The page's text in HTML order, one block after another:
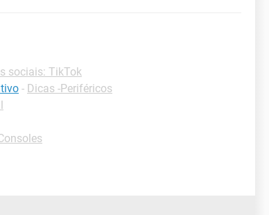
sociais: TikTok
- Dicas -Periféricos